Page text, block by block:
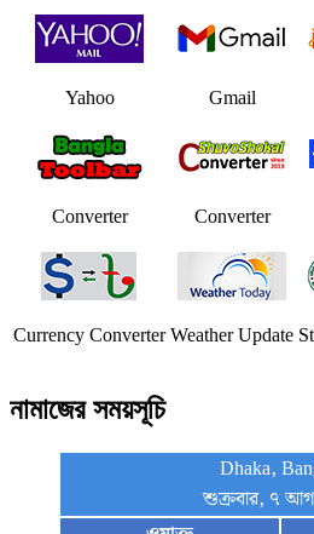
Yahoo Gmail
Converter Converter
Currency Converter Weather Update
নামাজের সময়সূচি
Dhaka,
শুক্রবার, ৭